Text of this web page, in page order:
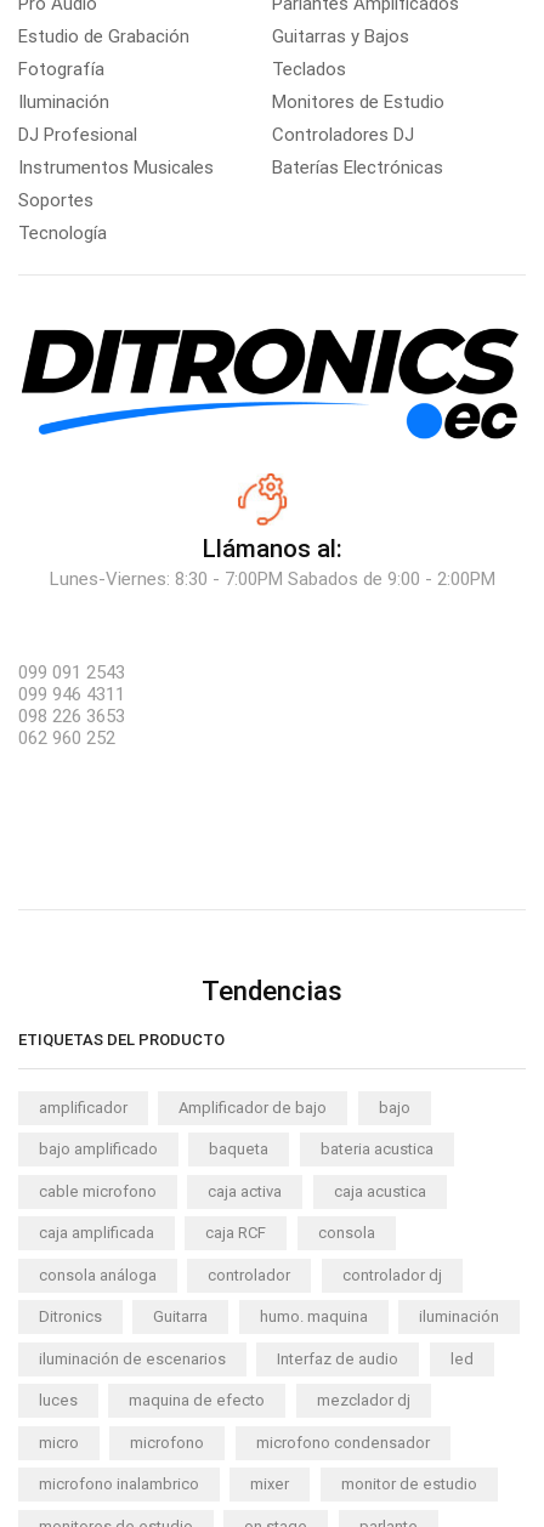
Estudio de Grabación
Fotografía
Iluminación
DJ Profesional
Instrumentos Musicales
Soportes
Tecnología
Guitarras y Bajos
Teclados
Monitores de Estudio
Controladores DJ
Baterías Electrónicas
Llámanos al:
Lunes-Viernes: 8:30 - 7:00PM Sabados de 9:00 - 2:00PM
099 091 2543
099 946 4311
098 226 3653
062 960 252
Tendencias
ETIQUETAS DEL PRODUCTO
amplificador Amplificador de bajo bajo
bajo amplificado baqueta bateria acustica
cable microfono caja activa caja acustica
caja amplificada caja RCF consola
consola análoga controlador controlador dj
Ditronics Guitarra humo. maquina iluminación
iluminación de escenarios Interfaz de audio led
luces maquina de efecto mezclador dj
micro microfono microfono condensador
microfono inalambrico mixer monitor de estudio